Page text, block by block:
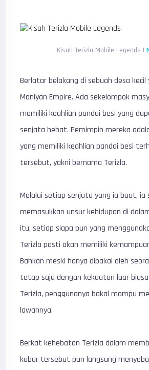
Kisah Terizla Mobile Legends |
Berlatar belakang di sebuah desa kecil
Moniyan Empire. Ada sekelompok
memiliki keahlian pandai besi yang
senjata hebat. Pemimpin mereka
yang memiliki keahlian pandai besi
tersebut, yakni bernama Terizla.
Melalui setiap senjata yang ia buat, ia
memasukkan unsur kehidupan di
itu, setiap siapa pun yang
Terizla pasti akan memiliki
Bahkan meski hanya dipakai oleh
tetap saja dengan kekuatan luar
Terizla, penggunanya bakal mampu
lawannya.
Berkat kehebatan Terizla dalam
kabar tersebut pun langsung